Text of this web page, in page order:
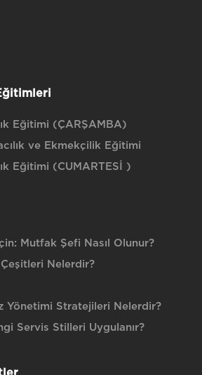
Eğitimi (ÇARŞAMBA)
ve Ekmekçilik Eğitimi
Eğitimi (CUMARTESİ )
Mutfak Şefi Nasıl Olunur?
Çeşitleri Nelerdir?
Yönetimi Stratejileri Nelerdir?
Servis Stilleri Uygulanır?